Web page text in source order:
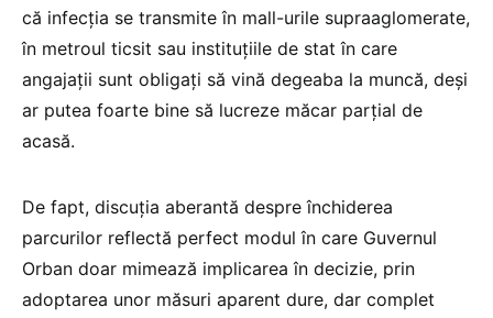
că infecția se transmite în mall-urile supraaglomerate,
în metroul ticsit sau instituțiile de stat în care
angajații sunt obligați să vină degeaba la muncă, deși
ar putea foarte bine să lucreze măcar parțial de
acasă.
De fapt, discuția aberantă despre închiderea
parcurilor reflectă perfect modul în care Guvernul
Orban doar mimează implicarea în decizie, prin
adoptarea unor măsuri aparent dure, dar complet